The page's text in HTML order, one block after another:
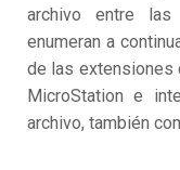
archivo entre
enumeran a
de las extensiones
MicroStation e
archivo, también